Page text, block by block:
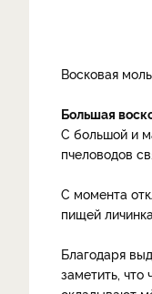
Восковая
Большая
С большой и
пчеловодов
С момента
пищей
Благодаря
заметить,